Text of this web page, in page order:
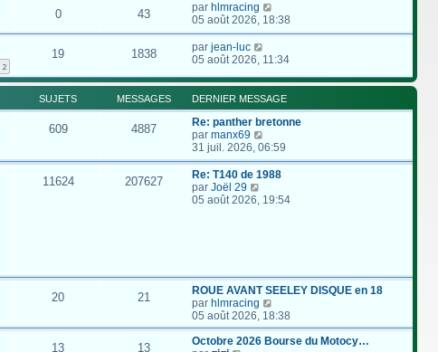
0 43 par hlmracing
05 août 2026, 18:38
2
19 1838 par jean-luc
05 août 2026, 11:34
SUJETS MESSAGES DERNIER MESSAGE
609 4887
Re: panther bretonne
par manx69
o
n
s
l
e
r
n
e
31 juil. 2026, 06:59
11624 207627
Re: T140 de 1988
par Joël 29
o
e
r
e
d
e
05 août 2026, 19:54
20 21
ROUE AVANT SEELEY DISQUE en 18
par hlmracing
o
n
s
05 août 2026, 18:38
13 13
Octobre 2026 Bourse du Motocy…